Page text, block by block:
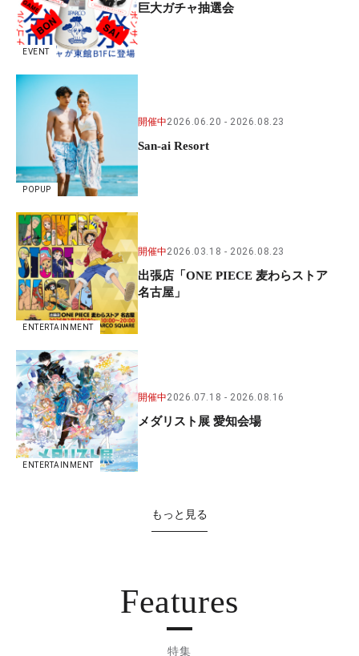
EVENT
巨大ガチャ抽選会
POPUP
開催中2026.06.20 2026.08.23
San-ai Resort
ENTERTAINMENT
開催中2026.03.18 2026.08.23
出張店「ONE PIECE 麦わらストア
名古屋」
ENTERTAINMENT
開催中2026.07.18 2026.08.16
メダリスト展 愛知会場
もっと見る
Features
特集